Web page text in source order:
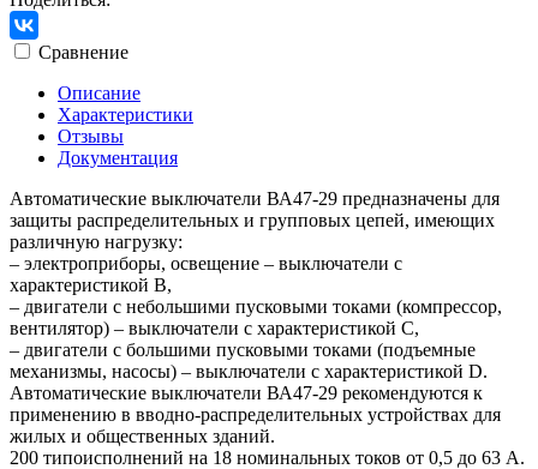
Сравнение
Описание
Характеристики
Отзывы
Документация
Автоматические выключатели ВА47-29 предназначены для
защиты распределительных и групповых цепей, имеющих
различную нагрузку:
– электроприборы, освещение – выключатели с
характеристикой В,
– двигатели с небольшими пусковыми токами (компрессор,
вентилятор) – выключатели с характеристикой C,
– двигатели с большими пусковыми токами (подъемные
механизмы, насосы) – выключатели с характеристикой D.
Автоматические выключатели ВА47-29 рекомендуются к
применению в вводно-распределительных устройствах для
жилых и общественных зданий.
200 типоисполнений на 18 номинальных токов от 0,5 до 63 А.